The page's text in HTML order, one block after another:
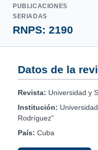
PUBLICACIONES
SERIADAS
RNPS: 2190
Datos de la
Revista: Universidad y
Institución:
Rodríguez”
País: Cuba